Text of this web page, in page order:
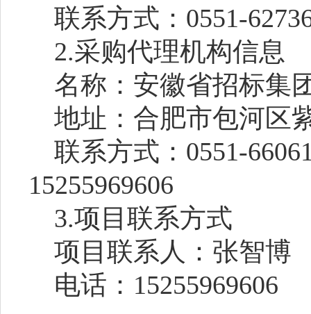
联系方式：0551-
2.采购代理机构信息
名称：安徽省招标集
地址：合肥市包河区
联系方式：0551-
15255969606
3.项目联系方式
项目联系人：张智博
电话：15255969606